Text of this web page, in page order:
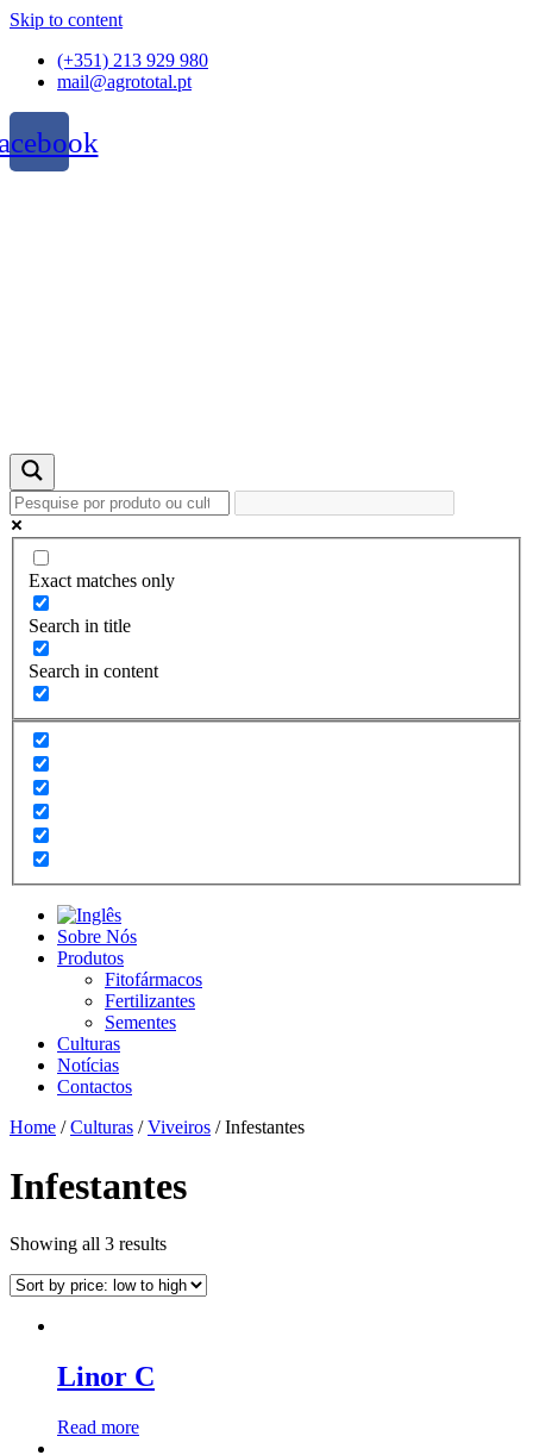
Skip to content
(+351) 213 929 980
mail@agrototal.pt
Exact matches only
Search in title
Search in content
Sobre Nós
Produtos
Fitofármacos
Fertilizantes
Sementes
Culturas
Notícias
Contactos
Home /Culturas /Viveiros / Infestantes
Infestantes
Showing all 3 results
Linor C
Read more